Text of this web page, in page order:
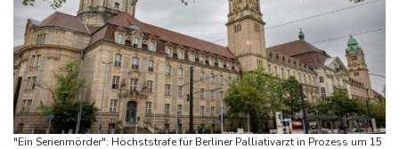
Studie: Klimawandel verdoppelt Wahrscheinlichkeit für
Waldbrände in Kanada
Niedersachsen: Splittergranate aus Zweitem Weltkrieg in
Einfamilienhaus entdeckt
Commerzbank meldet Rekordergebnis - Gespräche mit Unicredit
stehen an
"Ein Serienmörder": Höchststrafe für Berliner Palliativarzt in Prozess um 15